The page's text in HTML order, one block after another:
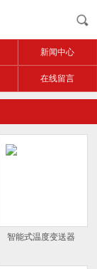
新闻中心
在线留言
智能式温度变送器